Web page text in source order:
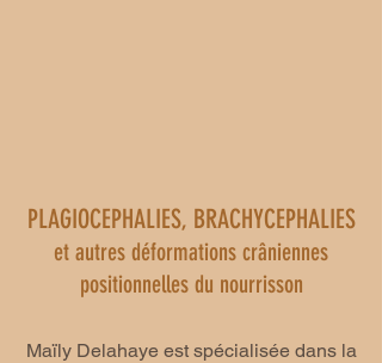
PLAGIOCEPHALIES, BRACHYCEPHALIES
et autres déformations crâniennes
positionnelles du nourrisson
Maïly Delahaye est spécialisée dans la